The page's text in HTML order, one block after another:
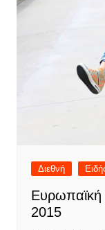
Διεθνή
Ευρωπαϊκή
2015